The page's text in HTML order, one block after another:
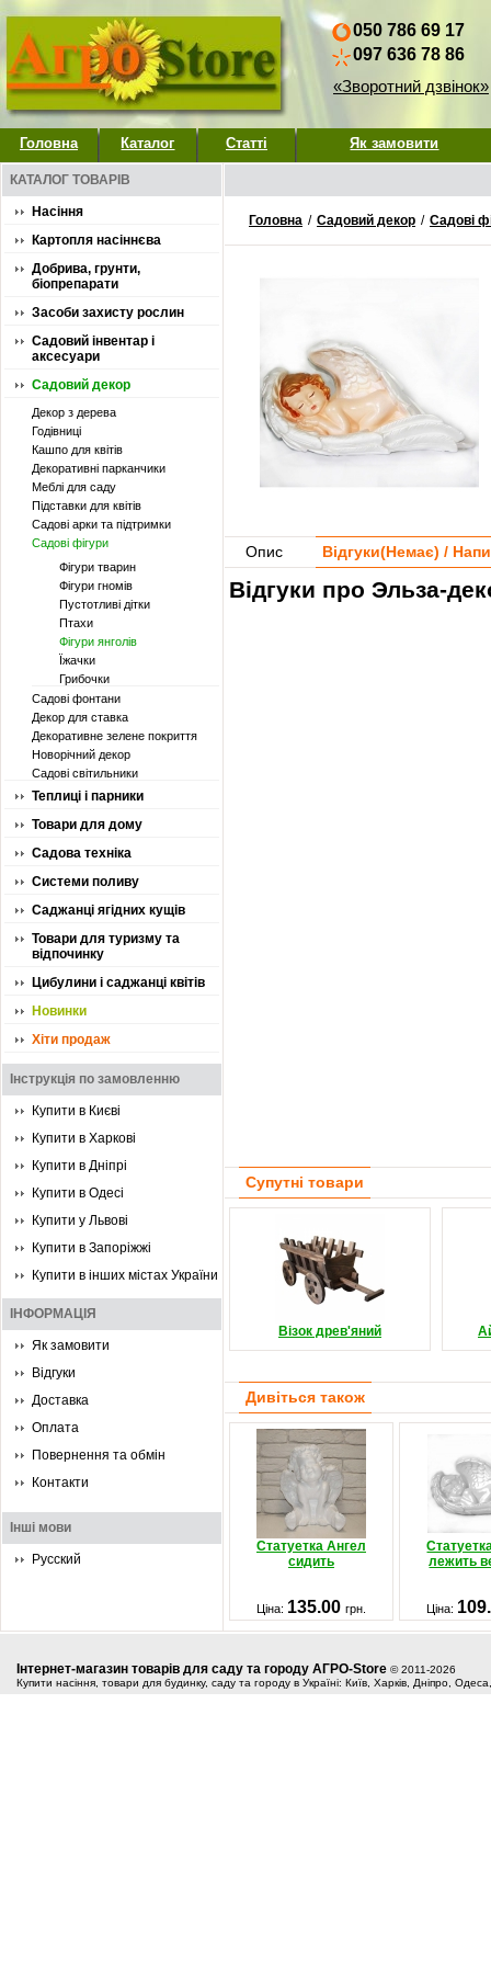
050 786 69 17
097 636 78 86
«Зворотний дзвінок»
Головна Каталог Статті Як замовити
КАТАЛОГ ТОВАРІВ
Насіння
Картопля насіннєва
Добрива, грунти,
біопрепарати
Засоби захисту рослин
Садовий інвентар і
аксесуари
Садовий декор
Декор з дерева
Годівниці
Кашпо для квітів
Декоративні парканчики
Меблі для саду
Підставки для квітів
Садові арки та підтримки
Садові фігури
Фігури тварин
Фігури гномів
Пустотливі дітки
Птахи
Фігури янголів
Їжачки
Грибочки
Садові фонтани
Декор для ставка
Декоративне зелене покриття
Новорічний декор
Садові світильники
Теплиці і парники
Товари для дому
Садова техніка
Системи поливу
Саджанці ягідних кущів
Товари для туризму та
відпочинку
Цибулини і саджанці квітів
Новинки
Хіти продаж
Інструкція по замовленню
Купити в Києві
Купити в Харкові
Купити в Дніпрі
Купити в Одесі
Купити у Львові
Купити в Запоріжжі
Купити в інших містах України
ІНФОРМАЦІЯ
Як замовити
Відгуки
Доставка
Оплата
Повернення та обмін
Контакти
Інші мови
Русский
Головна / Садовий декор / Садові
Опис Відгуки(Немає) /
Відгуки про Эльза-
Супутні товари
Візок древ'яний
Дивіться також
Статуетка Ангел
сидить
лежить
Ціна: 135.00 грн. Ціна:
Інтернет-магазин товарів для саду та городу АГРО-Store © 2011-2026
Купити насіння, товари для будинку, саду та городу в Україні: Київ, Харків, Дніпро,